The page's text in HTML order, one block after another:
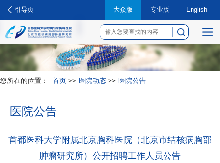
引导页 大众版 专业版 English
菜
您所在的位置： 首页 >> 医院动态 >> 医院公告
医院公告
首都医科大学附属北京胸科医院（北京市结核病胸部
肿瘤研究所）公开招聘工作人员公告